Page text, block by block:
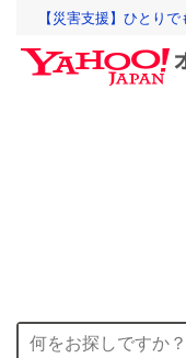
【災害支援】ひとり